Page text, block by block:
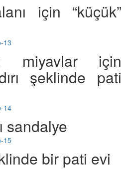
için “küçük”
miyavlar için
şeklinde pati
sandalye
bir pati evi